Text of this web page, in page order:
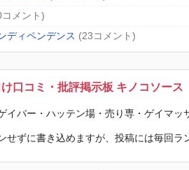
コメント)
ディペンデンス (23コメント)
口コミ・批評掲示板 キノコソース
イバー・ハッテン場・売り専・ゲイマッ
せずに書き込めますが、投稿には毎回